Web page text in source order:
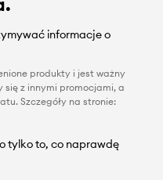
informacje o
produkty i jest ważny
się z innymi promocjami, a
Szczegóły na stronie:
tylko to, co naprawdę